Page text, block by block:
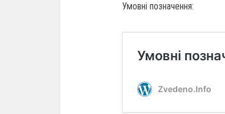
Умовні позначення: